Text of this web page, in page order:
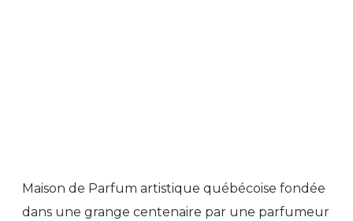
Maison de Parfum artistique québécoise fondée
dans une grange centenaire par une parfumeur